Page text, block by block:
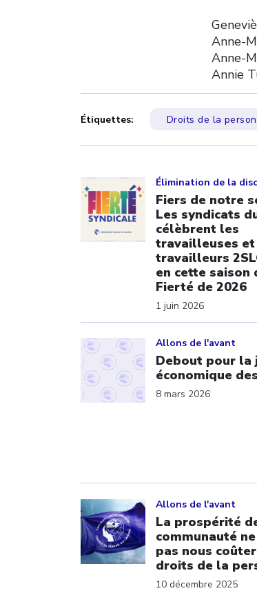
Anne-
Anne-
Annie
Étiquettes: Droits de la
Élimination de la
Fiers de notre
Les syndicats
célèbrent les
travailleuses et
travailleurs
en cette saison
Fierté de 2026
1 juin 2026
Allons de l'avant
Debout pour la
économique
8 mars 2026
Allons de l'avant
La prospérité
communauté
pas nous
droits de la
10 décembre 2025